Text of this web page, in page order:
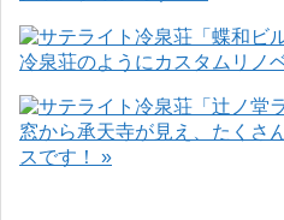
冷泉荘のようにカスタムリノ
窓から承天寺が見え、たくさ
スです！ »